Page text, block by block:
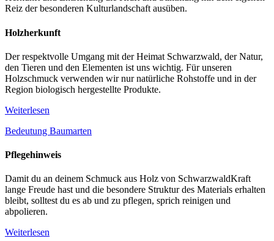
Reiz der besonderen Kulturlandschaft ausüben.
Holzherkunft
Der respektvolle Umgang mit der Heimat Schwarzwald, der Natur,
den Tieren und den Elementen ist uns wichtig. Für unseren
Holzschmuck verwenden wir nur natürliche Rohstoffe und in der
Region biologisch hergestellte Produkte.
Weiterlesen
Bedeutung Baumarten
Pflegehinweis
Damit du an deinem Schmuck aus Holz von SchwarzwaldKraft
lange Freude hast und die besondere Struktur des Materials erhalten
bleibt, solltest du es ab und zu pflegen, sprich reinigen und
abpolieren.
Weiterlesen